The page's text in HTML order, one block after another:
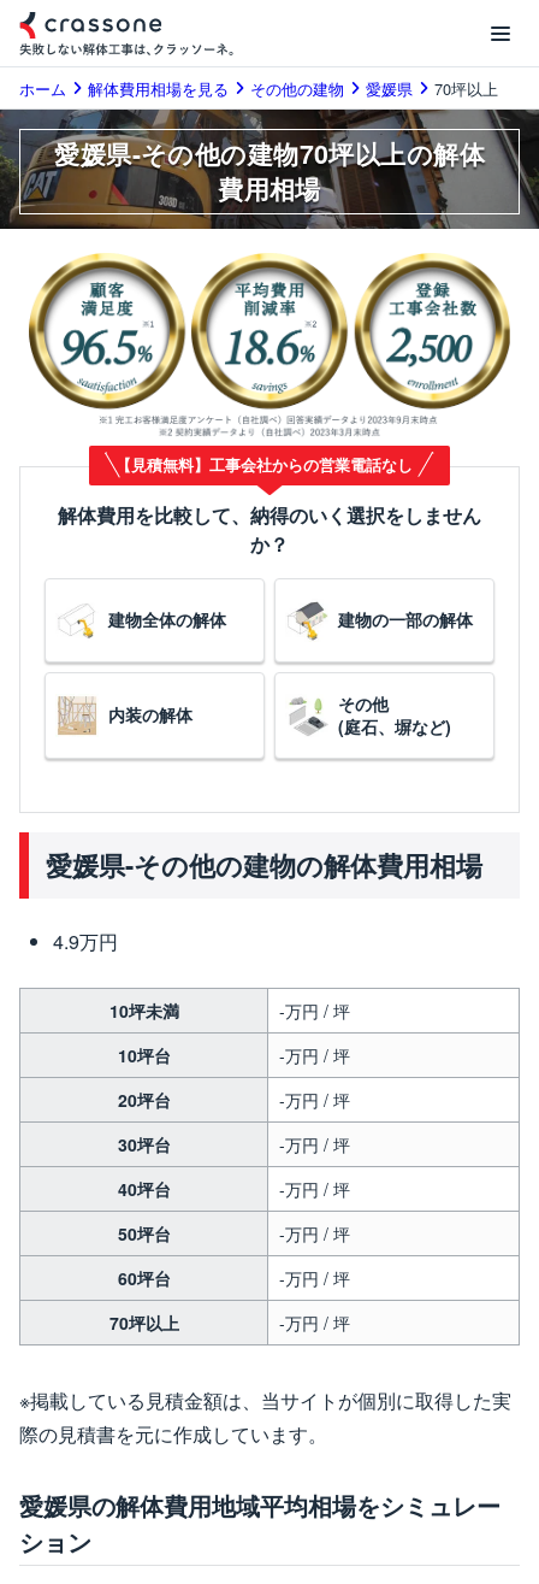
ホーム 解体費用相場を見る その他の建物 愛媛県 70坪以上
愛媛県-その他の建物70坪以上の解体
費用相場
【見積無料】工事会社からの営業電話なし
解体費用を比較して、納得のいく選択をしません
か？
建物全体の解体 建物の一部の解体
内装の解体
その他
(庭石、塀など)
愛媛県-その他の建物の解体費用相場
4.9万円
10坪未満
-万円 / 坪
10坪台
-万円 / 坪
20坪台
-万円 / 坪
30坪台
-万円 / 坪
40坪台
-万円 / 坪
50坪台
-万円 / 坪
60坪台
-万円 / 坪
70坪以上
-万円 / 坪
※掲載している見積金額は、当サイトが個別に取得した実
際の見積書を元に作成しています。
愛媛県の解体費用地域平均相場をシミュレー
ション